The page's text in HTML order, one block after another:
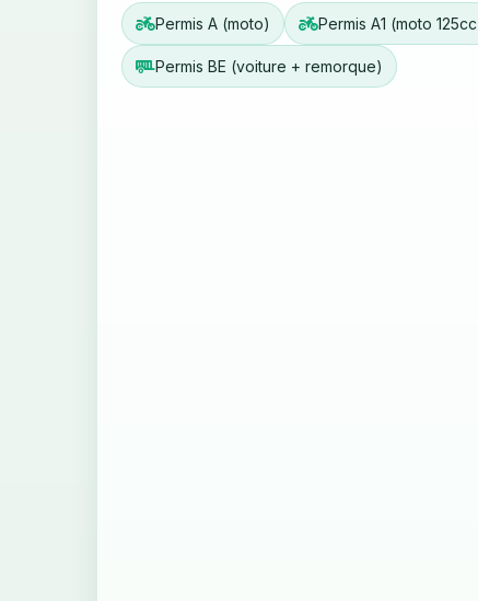
Permis A (moto) Permis A1 (moto
Permis BE (voiture + remorque)